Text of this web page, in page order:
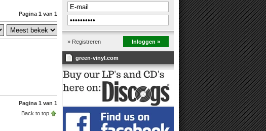
Pagina 1 van 1
Pagina 1 van 1
Back to top
» Registreren Inloggen »
green-vinyl.com